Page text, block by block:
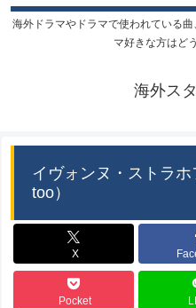
海外ドラマやドラマで使われている
マ好きな方はど
海外ス
イヴォンヌ・ストラ
too）
X
Pocket